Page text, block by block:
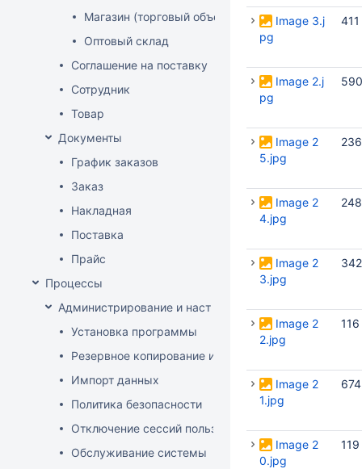
Магазин (торговый объект)
Оптовый склад
Соглашение на поставку
Сотрудник
Товар
Документы
График заказов
Заказ
Накладная
Поставка
Прайс
Процессы
Администрирование и настройка
Установка программы
Резервное копирование и восстановление базы
Импорт данных
Политика безопасности
Отключение сессий пользователя
Обслуживание системы
Image 3.j
pg
Image 2.j
pg
Image 2
5.jpg
Image 2
4.jpg
Image 2
3.jpg
Image 2
2.jpg
Image 2
1.jpg
Image 2
0.jpg